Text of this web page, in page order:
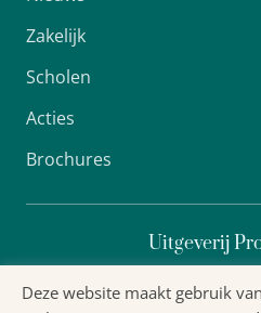
Zakelijk
Scholen
Acties
Brochures
Uitgeverij
Deze website maakt gebruik